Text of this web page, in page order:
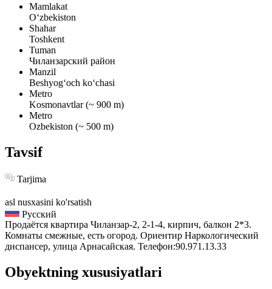
Mamlakat
Oʻzbekiston
Shahar
Toshkent
Tuman
Чиланзарский район
Manzil
Beshyogʻoch koʻchasi
Metro
Kosmonavtlar (~ 900 m)
Metro
Ozbekiston (~ 500 m)
Tavsif
Tarjima
asl nusxasini ko'rsatish
Русский
Продаётся квартира Чиланзар-2, 2-1-4, кирпич, балкон 2*3.
Комнаты смежные, есть огород. Ориентир Наркологический
диспансер, улица Арнасайская. Телефон:90.971.13.33
Obyektning xususiyatlari